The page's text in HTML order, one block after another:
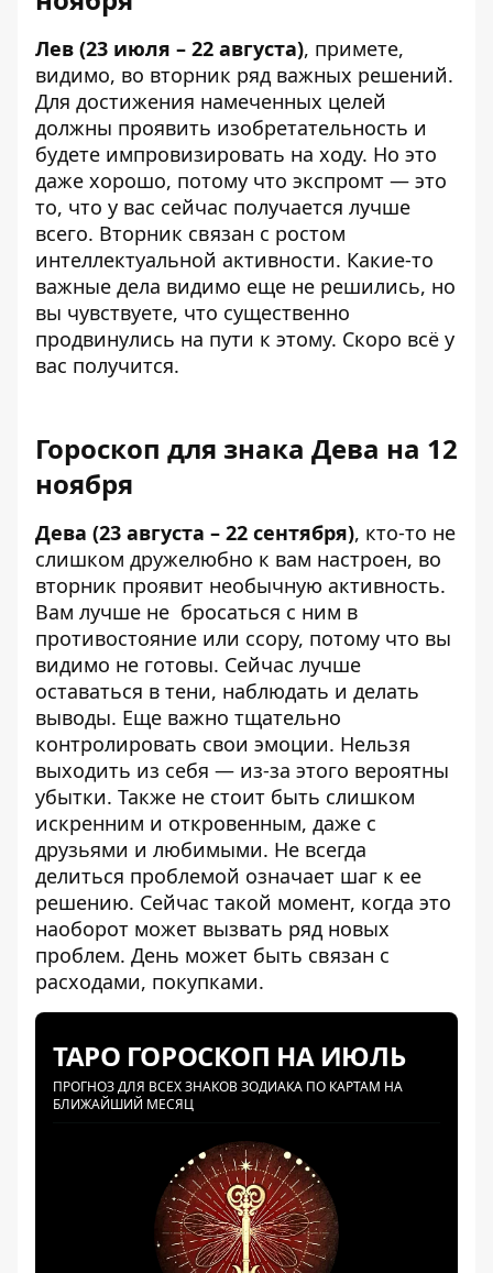
Лев (23 июля – 22 августа), примете,
видимо, во вторник ряд важных решений.
Для достижения намеченных целей
должны проявить изобретательность и
будете импровизировать на ходу. Но это
даже хорошо, потому что экспромт — это
то, что у вас сейчас получается лучше
всего. Вторник связан с ростом
интеллектуальной активности. Какие-то
важные дела видимо еще не решились, но
вы чувствуете, что существенно
продвинулись на пути к этому. Скоро всё у
вас получится.
Гороскоп для знака Дева на 12
ноября
Дева (23 августа – 22 сентября), кто-то не
слишком дружелюбно к вам настроен, во
вторник проявит необычную активность.
Вам лучше не бросаться с ним в
противостояние или ссору, потому что вы
видимо не готовы. Сейчас лучше
оставаться в тени, наблюдать и делать
выводы. Еще важно тщательно
контролировать свои эмоции. Нельзя
выходить из себя — из-за этого вероятны
убытки. Также не стоит быть слишком
искренним и откровенным, даже с
друзьями и любимыми. Не всегда
делиться проблемой означает шаг к ее
решению. Сейчас такой момент, когда это
наоборот может вызвать ряд новых
проблем. День может быть связан с
расходами, покупками.
ТАРО ГОРОСКОП НА ИЮЛЬ
ПРОГНОЗ ДЛЯ ВСЕХ ЗНАКОВ ЗОДИАКА ПО КАРТАМ НА
БЛИЖАЙШИЙ МЕСЯЦ